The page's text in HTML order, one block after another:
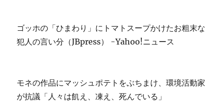
ゴッホの「ひまわり」にトマトスープかけたお粗末な
犯人の言い分（JBpress） -Yahoo!ニュース
モネの作品にマッシュポテトをぶちまけ、環境活動家
が抗議「人々は飢え、凍え、死んでいる」